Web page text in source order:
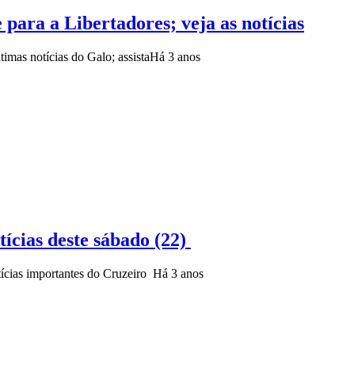
a Libertadores; veja as notícias
notícias do Galo; assistaHá 3 anos
deste sábado (22)
importantes do Cruzeiro Há 3 anos